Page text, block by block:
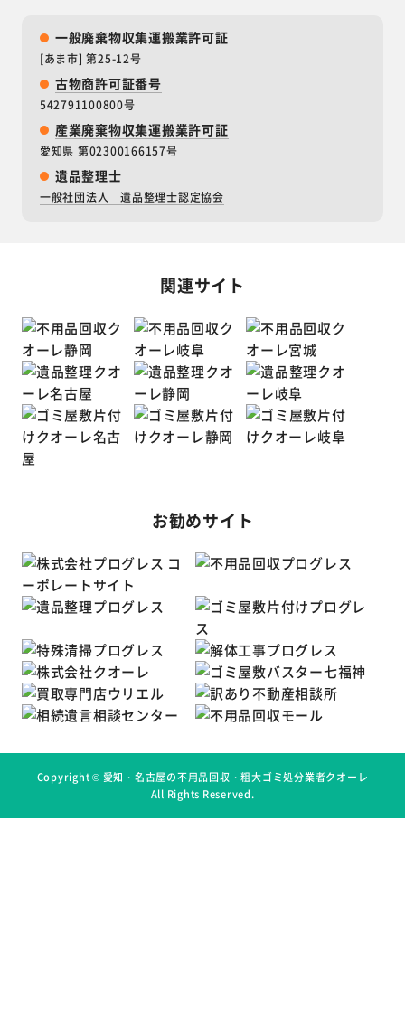
一般廃棄物収集運搬業許可証
[あま市] 第25-12号
古物商許可証番号
542791100800号
産業廃棄物収集運搬業許可証
愛知県 第02300166157号
遺品整理士
一般社団法人 遺品整理士認定協会
関連サイト
お勧めサイト
Copyright © 愛知・名古屋の不用品回収・粗大ゴミ処分業者クオーレ
All Rights Reserved.